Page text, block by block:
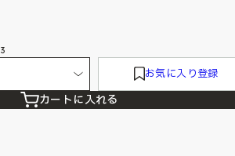
お気に入り登録
カートに入れる